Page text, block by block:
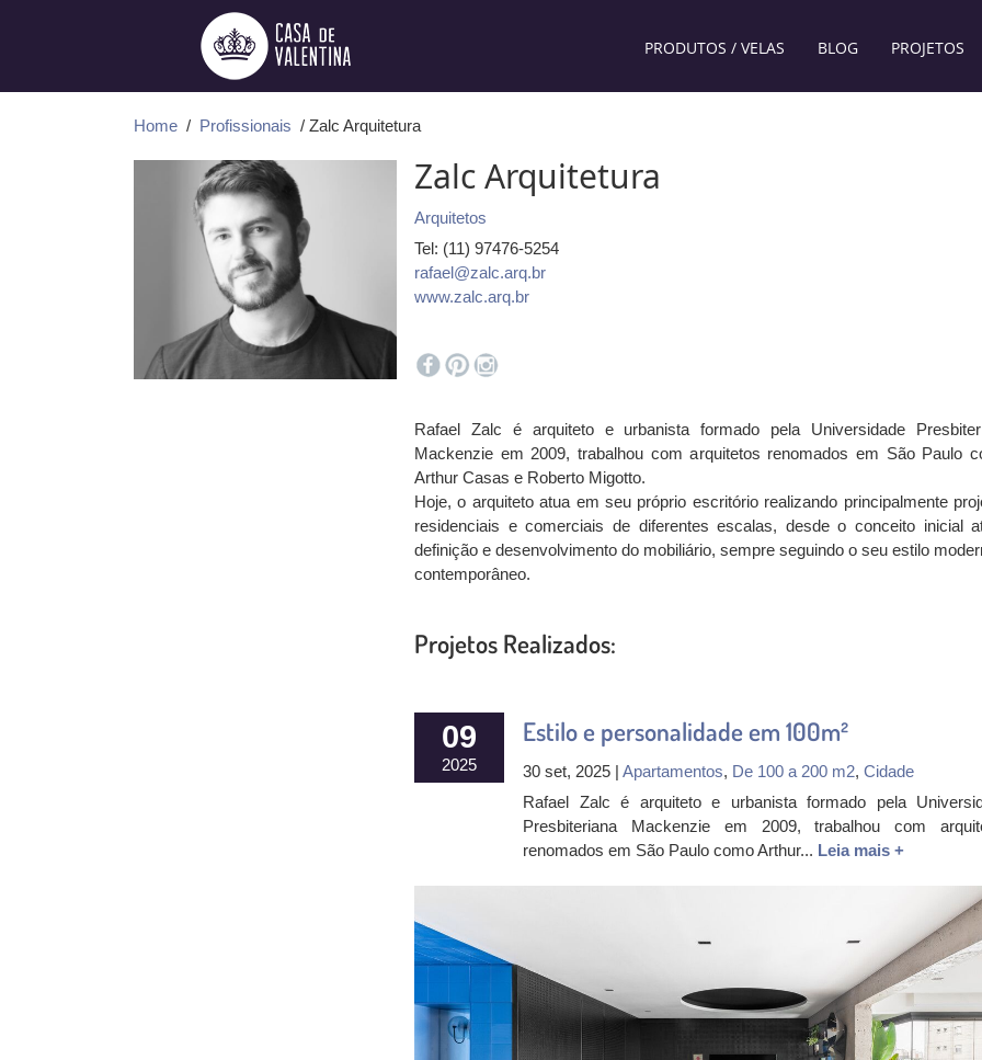
PRODUTOS / VELAS BLOG PROJETOS
Home / Profissionais / Zalc Arquitetura
Zalc Arquitetura
Arquitetos
Tel: (11) 97476-5254
rafael@zalc.arq.br
www.zalc.arq.br
Rafael Zalc é arquiteto e urbanista formado pela Universidade
Mackenzie em 2009, trabalhou com arquitetos renomados em São Paulo
Arthur Casas e Roberto Migotto.
Hoje, o arquiteto atua em seu próprio escritório realizando principalmente
residenciais e comerciais de diferentes escalas, desde o conceito inicial
definição e desenvolvimento do mobiliário, sempre seguindo o seu estilo
contemporâneo.
Projetos Realizados:
09
2025
Estilo e personalidade em 100m²
30 set, 2025 | Apartamentos, De 100 a 200 m2, Cidade
Rafael Zalc é arquiteto e urbanista formado pela
Presbiteriana Mackenzie em 2009, trabalhou com
renomados em São Paulo como Arthur... Leia mais +